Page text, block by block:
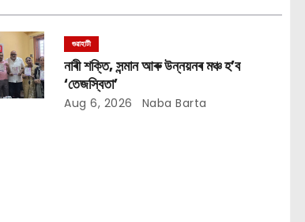
গুৱাহাটী
নাৰী শক্তি, সন্মান আৰু উন্নয়নৰ মঞ্চ হ’ব
‘তেজস্বিতা’
Aug 6, 2026 Naba Barta